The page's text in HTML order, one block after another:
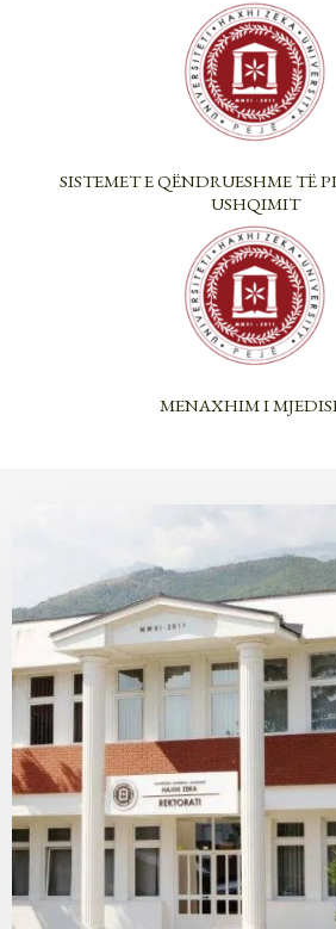
SISTEMET E QËNDRUESHME TË
USHQIMIT
MENAXHIM I